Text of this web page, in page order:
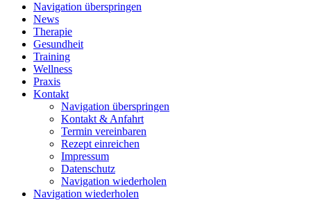
Navigation überspringen
News
Therapie
Gesundheit
Training
Wellness
Praxis
Kontakt
Navigation überspringen
Kontakt & Anfahrt
Termin vereinbaren
Rezept einreichen
Impressum
Datenschutz
Navigation wiederholen
Navigation wiederholen